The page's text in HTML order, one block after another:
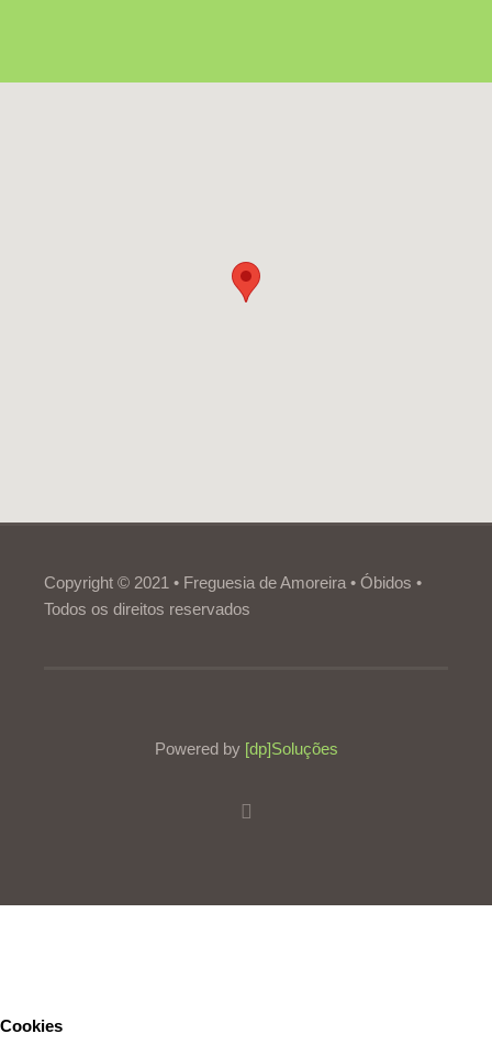
Copyright © 2021 • Freguesia de Amoreira • Óbidos •
Todos os direitos reservados
Powered by [dp]Soluções
Cookies